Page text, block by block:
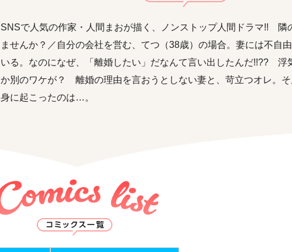
SNSで人気の作家・人間まおが描く、ノンストップ人間ドラマ!! 隣
ませんか？／自分の会社を営む、てつ（38歳）の場合。妻には不自
いる。なのになぜ、「離婚したい」だなんて言い出したんだ!!?? 浮
か別のワケが？ 離婚の理由を言おうとしない妻と、苛立つオレ。
身に起こったのは…。